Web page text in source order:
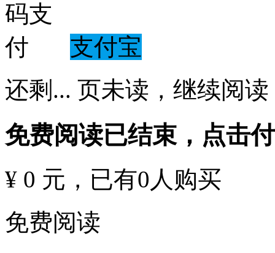
支付宝
还剩 ... 页未读， 继续阅读
免费阅读已结束，点击
¥ 0 元 ，已有0 人购买
免费阅读